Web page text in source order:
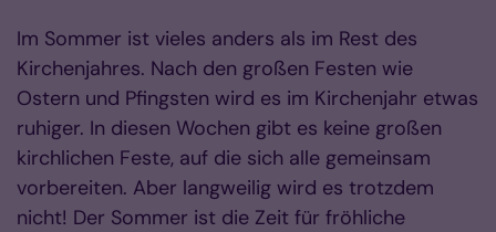
Im Sommer ist vieles anders als im Rest des
Kirchenjahres. Nach den großen Festen wie
Ostern und Pfingsten wird es im Kirchenjahr etwas
ruhiger. In diesen Wochen gibt es keine großen
kirchlichen Feste, auf die sich alle gemeinsam
vorbereiten. Aber langweilig wird es trotzdem
nicht! Der Sommer ist die Zeit für fröhliche